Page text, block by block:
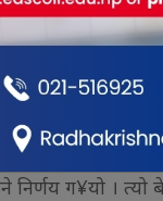
र तिनका आफन्त
। त्यहीबीच केही
खुशी छचल्किन्छ नि,
उक्त अस्पताल
२०७६ को चैत
ग¥यो ।